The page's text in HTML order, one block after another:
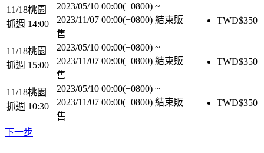
11/18桃園
抓週 14:00
2023/05/10 00:00(+0800) ~
2023/11/07 00:00(+0800) 結束販
售
TWD$350
11/18桃園
抓週 15:00
2023/05/10 00:00(+0800) ~
2023/11/07 00:00(+0800) 結束販
售
TWD$350
11/18桃園
抓週 10:30
2023/05/10 00:00(+0800) ~
2023/11/07 00:00(+0800) 結束販
售
TWD$350
下一步